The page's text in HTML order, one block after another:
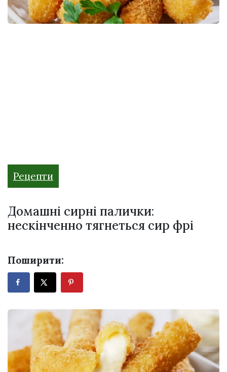
Рецепти
Домашні сирні палички:
нескінченно тягнеться сир фрі
Поширити: